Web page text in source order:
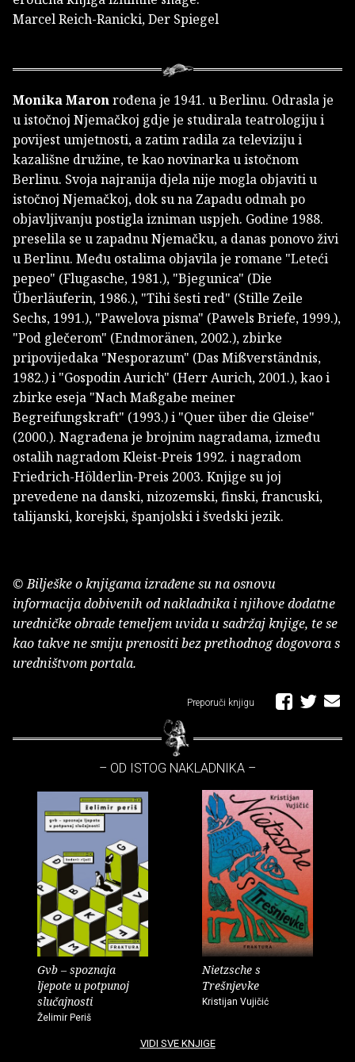
Marcel Reich-Ranicki, Der Spiegel
Monika Maronrođena je 1941. u Berlinu. Odrasla je
u istočnoj Njemačkoj gdje je studirala teatrologiju i
povijest umjetnosti, a zatim radila za televiziju i
kazališne družine, te kao novinarka u istočnom
Berlinu. Svoja najranija djela nije mogla objaviti u
istočnoj Njemačkoj, dok su na Zapadu odmah po
objavljivanju postigla izniman uspjeh. Godine 1988.
preselila se u zapadnu Njemačku, a danas ponovo živi
u Berlinu. Među ostalima objavila je romane "Leteći
pepeo" (Flugasche, 1981.), "Bjegunica" (Die
Überläuferin, 1986.), "Tihi šesti red" (Stille Zeile
Sechs, 1991.), "Pawelova pisma" (Pawels Briefe, 1999.),
"Pod glečerom" (Endmoränen, 2002.), zbirke
pripovijedaka "Nesporazum" (Das Mißverständnis,
1982.) i "Gospodin Aurich" (Herr Aurich, 2001.), kao i
zbirke eseja "Nach Maßgabe meiner
Begreifungskraft" (1993.) i "Quer über die Gleise"
(2000.). Nagrađena je brojnim nagradama, između
ostalih nagradom Kleist-Preis 1992. i nagradom
Friedrich-Hölderlin-Preis 2003. Knjige su joj
prevedene na danski, nizozemski, finski, francuski,
talijanski, korejski, španjolski i švedski jezik.
© Bilješke o knjigama izrađene su na osnovu
informacija dobivenih od nakladnika i njihove dodatne
uredničke obrade temeljem uvida u sadržaj knjige, te se
kao takve ne smiju prenositi bez prethodnog dogovora s
uredništvom portala.
Preporuči knjigu
– OD ISTOG NAKLADNIKA –
Gvb – spoznaja
ljepote u potpunoj
slučajnosti
Želimir Periš
Nietzsche s
Trešnjevke
Kristijan Vujičić
VIDI SVE KNJIGE